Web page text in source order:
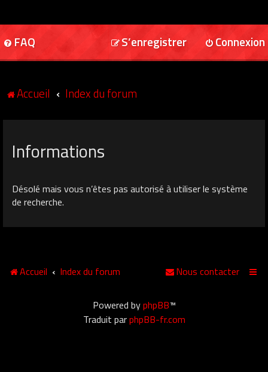
FAQ Connexion
S’enregistrer
Accueil Index du forum
Informations
Désolé mais vous n’êtes pas autorisé à utiliser le système
de recherche.
Accueil Index du forum Nous contacter
Powered byphpBB™
Traduit parphpBB-fr.com